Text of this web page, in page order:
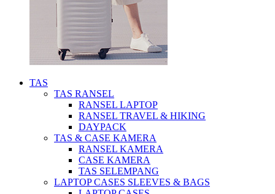
TAS
TAS RANSEL
RANSEL LAPTOP
RANSEL TRAVEL & HIKING
DAYPACK
TAS & CASE KAMERA
RANSEL KAMERA
CASE KAMERA
TAS SELEMPANG
LAPTOP CASES SLEEVES & BAGS